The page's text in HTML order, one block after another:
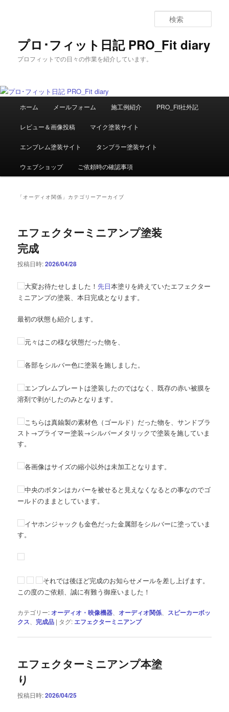
へ
移
プロ･フィット日記 PRO_Fit diary
プロフィットでの日々の作業を紹介しています。
索
ホーム メールフォーム 施工例紹介 PRO_Fit社外記
レビュー＆画像投稿 マイク塗装サイト
エンブレム塗装サイト タンブラー塗装サイト
ウェブショップ ご依頼時の確認事項
「 オーディオ関係 」カテゴリーアーカイブ
エフェクターミニアンプ塗装
完成
投稿日時:2026/04/28
大変お待たせしました！先日本塗りを終えていたエフェクター
ミニアンプの塗装、本日完成となります。
最初の状態も紹介します。
元々はこの様な状態だった物を、
各部をシルバー色に塗装を施しました。
エンブレムプレートは塗装したのではなく、既存の赤い被膜を
溶剤で剥がしたのみとなります。
こちらは真鍮製の素材色（ゴールド）だった物を、サンドブラ
スト→プライマー塗装→シルバーメタリックで塗装を施していま
す。
各画像はサイズの縮小以外は未加工となります。
中央のボタンはカバーを被せると見えなくなるとの事なのでゴ
ールドのままとしています。
イヤホンジャックも金色だった金属部をシルバーに塗っていま
す。
それでは後ほど完成のお知らせメールを差し上げます。
この度のご依頼、誠に有難う御座いました！
カテゴリー: オーディオ・映像機器 オーディオ関係
スピーカーボッ
クス 、完成品 | タグ: エフェクターミニアンプ
エフェクターミニアンプ本塗
り
投稿日時:2026/04/25